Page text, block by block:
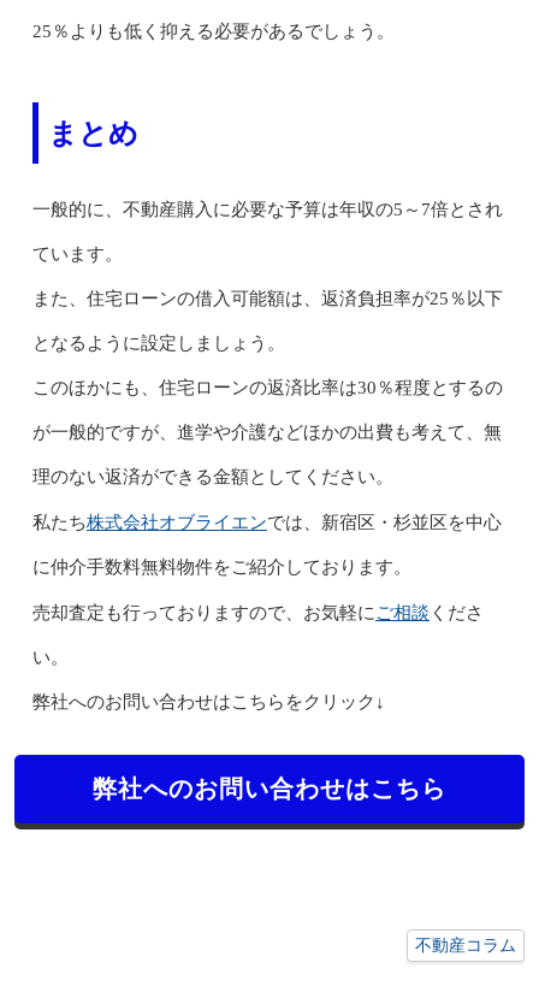
25％よりも低く抑える必要があるでしょう。
まとめ
一般的に、不動産購入に必要な予算は年収の5～7倍とされ
ています。
また、住宅ローンの借入可能額は、返済負担率が25％以下
となるように設定しましょう。
このほかにも、住宅ローンの返済比率は30％程度とするの
が一般的ですが、進学や介護などほかの出費も考えて、無
理のない返済ができる金額としてください。
私たち株式会社オブライエンでは、新宿区・杉並区を中心
に仲介手数料無料物件をご紹介しております。
売却査定も行っておりますので、お気軽に ご相談 くださ
い。
弊社へのお問い合わせはこちらをクリック↓
弊社へのお問い合わせはこちら
不動産コラム